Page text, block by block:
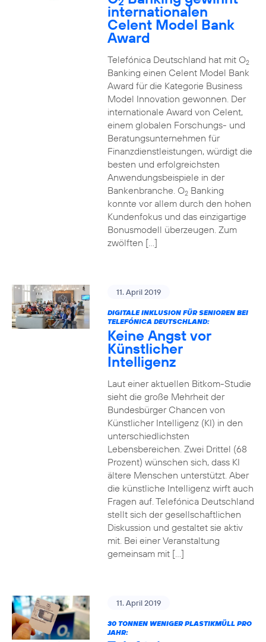
internationalen
Celent Model Bank
Award
Telefónica Deutschland hat mit O2
Banking einen Celent Model Bank
Award für die Kategorie Business
Model Innovation gewonnen. Der
internationale Award von Celent,
einem globalen Forschungs- und
Beratungsunternehmen für
Finanzdienstleistungen, würdigt die
besten und erfolgreichsten
Anwendungsbeispiele in der
Bankenbranche. O2Banking
konnte vor allem durch den hohen
Kundenfokus und das einzigartige
Bonusmodell überzeugen. Zum
zwölften […]
11. April 2019
DIGITALE INKLUSION FÜR SENIOREN BEI
TELEFÓNICA DEUTSCHLAND:
Keine Angst vor
Künstlicher
Intelligenz
Laut einer aktuellen Bitkom-Studie
sieht die große Mehrheit der
Bundesbürger Chancen von
Künstlicher Intelligenz (KI) in den
unterschiedlichsten
Lebensbereichen. Zwei Drittel (68
Prozent) wünschen sich, dass KI
ältere Menschen unterstützt. Aber
die künstliche Intelligenz wirft auch
Fragen auf. Telefónica Deutschland
stellt sich der gesellschaftlichen
Diskussion und gestaltet sie aktiv
mit. Bei einer Veranstaltung
gemeinsam mit […]
11. April 2019
30 TONNEN WENIGER PLASTIKMÜLL PRO
JAHR: